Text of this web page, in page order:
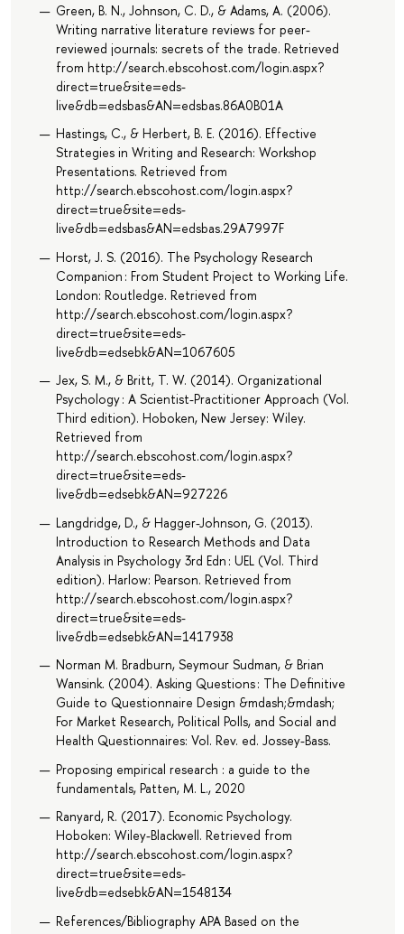
Green, B. N., Johnson, C. D., & Adams, A. (2006).
Writing narrative literature reviews for peer-
reviewed journals: secrets of the trade. Retrieved
from http://search.ebscohost.com/login.aspx?
direct=true&site=eds-
live&db=edsbas&AN=edsbas.86A0B01A
Hastings, C., & Herbert, B. E. (2016). Effective
Strategies in Writing and Research: Workshop
Presentations. Retrieved from
http://search.ebscohost.com/login.aspx?
direct=true&site=eds-
live&db=edsbas&AN=edsbas.29A7997F
Horst, J. S. (2016). The Psychology Research
Companion : From Student Project to Working Life.
London: Routledge. Retrieved from
http://search.ebscohost.com/login.aspx?
direct=true&site=eds-
live&db=edsebk&AN=1067605
Jex, S. M., & Britt, T. W. (2014). Organizational
Psychology : A Scientist-Practitioner Approach (Vol.
Third edition). Hoboken, New Jersey: Wiley.
Retrieved from
http://search.ebscohost.com/login.aspx?
direct=true&site=eds-
live&db=edsebk&AN=927226
Langdridge, D., & Hagger-Johnson, G. (2013).
Introduction to Research Methods and Data
Analysis in Psychology 3rd Edn : UEL (Vol. Third
edition). Harlow: Pearson. Retrieved from
http://search.ebscohost.com/login.aspx?
direct=true&site=eds-
live&db=edsebk&AN=1417938
Norman M. Bradburn, Seymour Sudman, & Brian
Wansink. (2004). Asking Questions : The Definitive
Guide to Questionnaire Design &mdash;&mdash;
For Market Research, Political Polls, and Social and
Health Questionnaires: Vol. Rev. ed. Jossey-Bass.
Proposing empirical research : a guide to the
fundamentals, Patten, M. L., 2020
Ranyard, R. (2017). Economic Psychology.
Hoboken: Wiley-Blackwell. Retrieved from
http://search.ebscohost.com/login.aspx?
direct=true&site=eds-
live&db=edsebk&AN=1548134
References/Bibliography APA Based on the